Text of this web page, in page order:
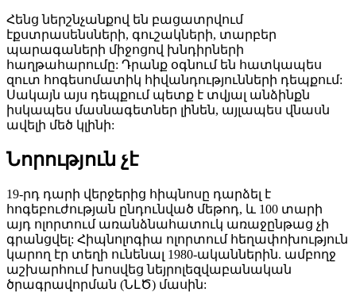
Հենց ներշնչանքով են բացատրվում
էքստրասենսների, գուշակների, տարբեր
պարագաների միջոցով խնդիրների
հաղթահարումը: Դրանք օգնում են հատկապես
զուտ հոգեսոմատիկ հիվանդությունների դեպքում:
Սակայն այս դեպքում պետք է տվյալ անձինքն
իսկապես մասնագետներ լինեն, այլապես վնասն
ավելի մեծ կլինի:
Նորություն չէ
19-րդ դարի վերջերից հիպնոսը դարձել է
հոգեբուժության ընդունված մեթոդ, և 100 տարի
այդ ոլորտում առանձնահատուկ առաջընթաց չի
գրանցվել: Հիպնոլոգիա ոլորտում հեղափոխություն
կարող էր տեղի ունենալ 1980-ականներին. ամբողջ
աշխարհում խոսվեց նեյրոլեզվաբանական
ծրագրավորման (ՆԼԾ) մասին: